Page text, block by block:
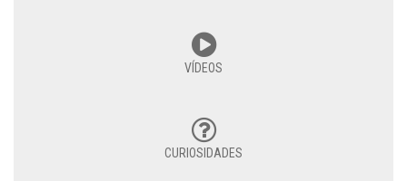
VÍDEOS
CURIOSIDADES